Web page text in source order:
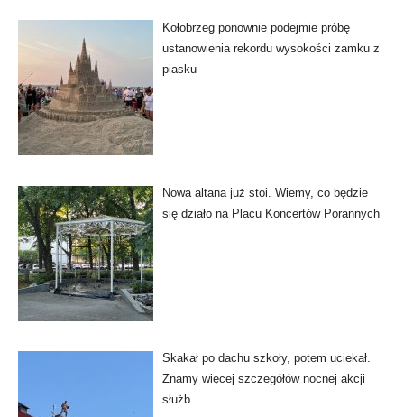
Kołobrzeg ponownie podejmie próbę
ustanowienia rekordu wysokości zamku z
piasku
Nowa altana już stoi. Wiemy, co będzie
się działo na Placu Koncertów Porannych
Skakał po dachu szkoły, potem uciekał.
Znamy więcej szczegółów nocnej akcji
służb